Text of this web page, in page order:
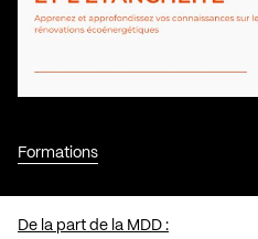
Formations
De la part de la MDD :